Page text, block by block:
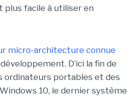
facile à utiliser en
micro-architecture connue
D’ici la fin de
ordinateurs portables et des
10, le dernier système